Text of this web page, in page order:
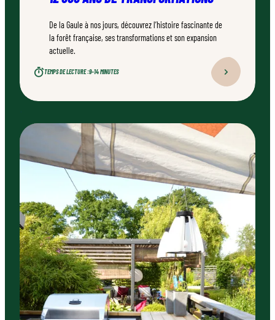
De la Gaule à nos jours, découvrez l’histoire fascinante de
la forêt française, ses transformations et son expansion
actuelle.
TEMPS DE LECTURE :9–14 MINUTES